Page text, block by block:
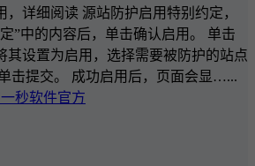
详细阅读 源站防护启用特别约定，
”中的内容后，单击确认启用。 单击
其设置为启用，选择需要被防护的站点
击提交。 成功启用后，页面会显…...
一秒软件官方